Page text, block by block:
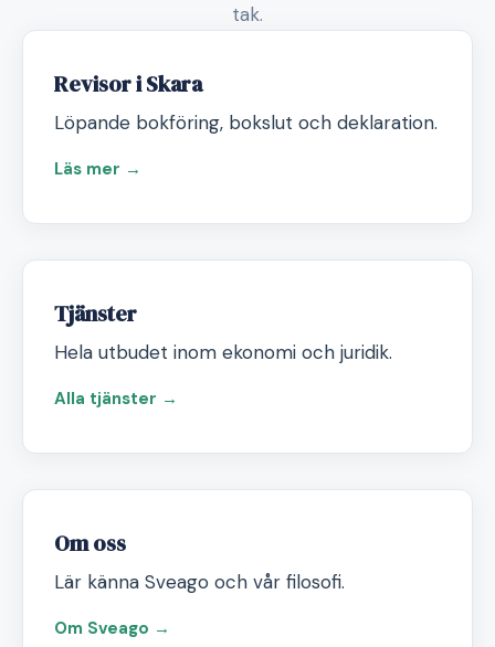
tak.
Revisor i Skara
Löpande bokföring, bokslut och deklaration.
Läs mer →
Tjänster
Hela utbudet inom ekonomi och juridik.
Alla tjänster →
Om oss
Lär känna Sveago och vår filosofi.
Om Sveago →